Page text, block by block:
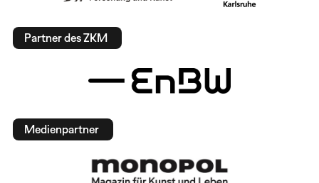
Partner des ZKM
Medienpartner